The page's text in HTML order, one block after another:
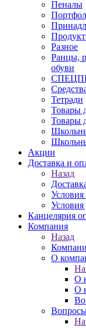
Пеналы
Разное
Ранцы,
обуви
Тетради
Товары
Товары
Акции
Доставка и
Назад
Условия
Канцелярия
Компания
Назад
О
О
О